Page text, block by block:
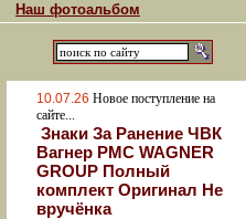
Наш фотоальбом
10.07.26 Новое поступление на
сайте...
Знаки За Ранение ЧВК
Вагнер РМС WAGNER
GROUP Полный
комплект Оригинал Не
вручёнка